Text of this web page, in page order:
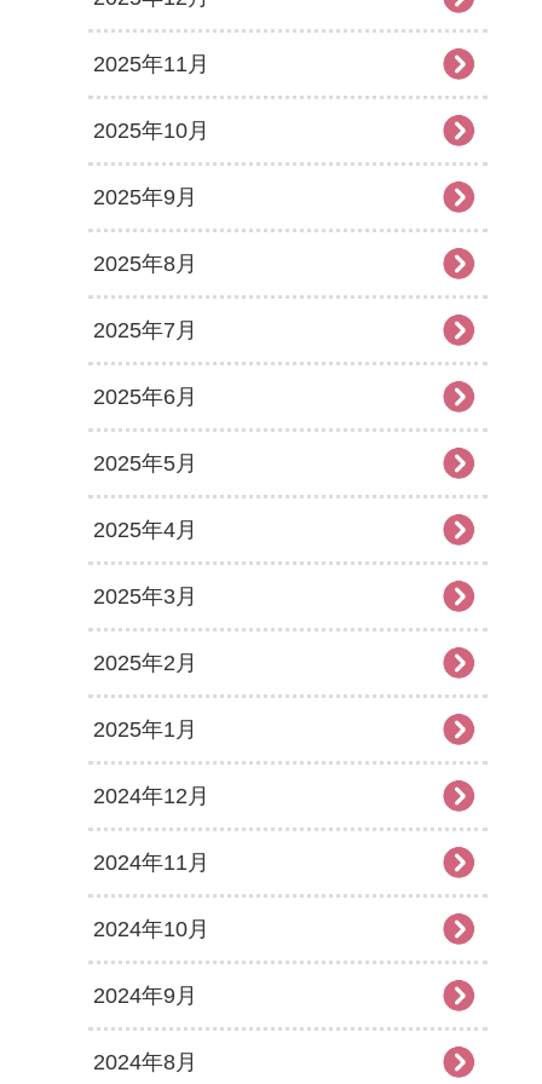
2025年11月
2025年10月
2025年9月
2025年8月
2025年7月
2025年6月
2025年5月
2025年4月
2025年3月
2025年2月
2025年1月
2024年12月
2024年11月
2024年10月
2024年9月
2024年8月